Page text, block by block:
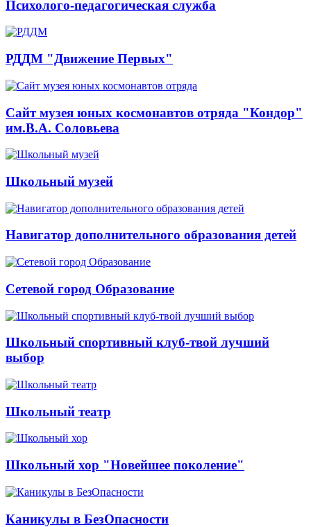
Психолого-педагогическая служба
РДДМ "Движение Первых"
Сайт музея юных космонавтов отряда "Кондор"
им.В.А. Соловьева
Школьный музей
Навигатор дополнительного образования детей
Сетевой город Образование
Школьный спортивный клуб-твой лучший
выбор
Школьный театр
Школьный хор "Новейшее поколение"
Каникулы в БезОпасности